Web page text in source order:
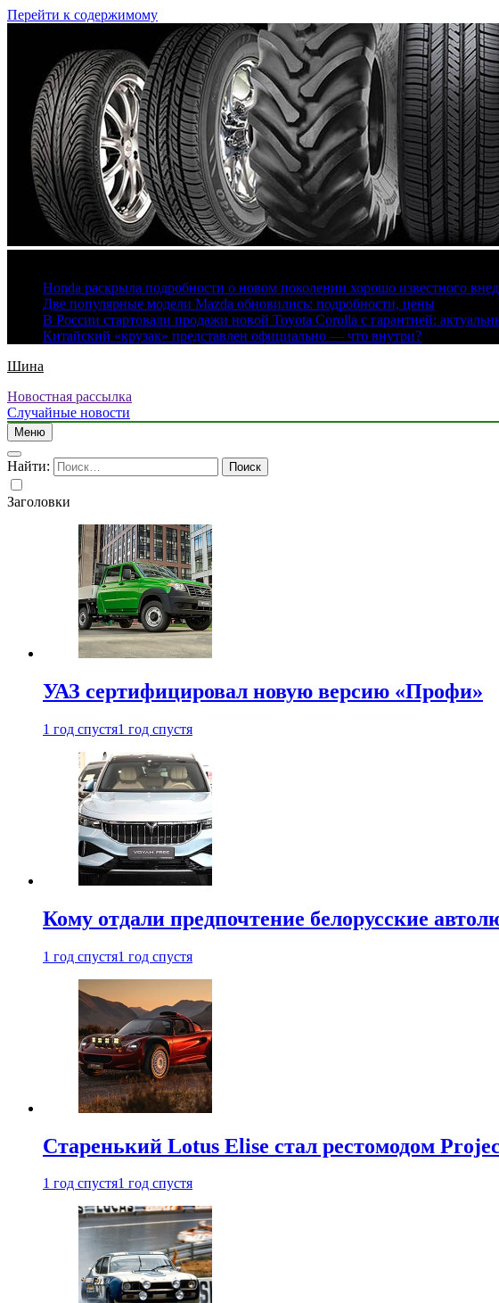
Перейти к содержимому
Honda раскрыла подробности о новом поколении хорошо известного
Две популярные модели Mazda обновились: подробности, цены
В России стартовали продажи новой Toyota Corolla с гарантией:
Китайский «крузак» представлен официально — что внутри?
Шина
Новостная рассылка
Случайные новости
Меню
Найти:
Заголовки
УАЗ сертифицировал новую версию «Профи»
1 год спустя1 год спустя
Кому отдали предпочтение белорусские
1 год спустя1 год спустя
Старенький Lotus Elise стал рестомодом
1 год спустя1 год спустя